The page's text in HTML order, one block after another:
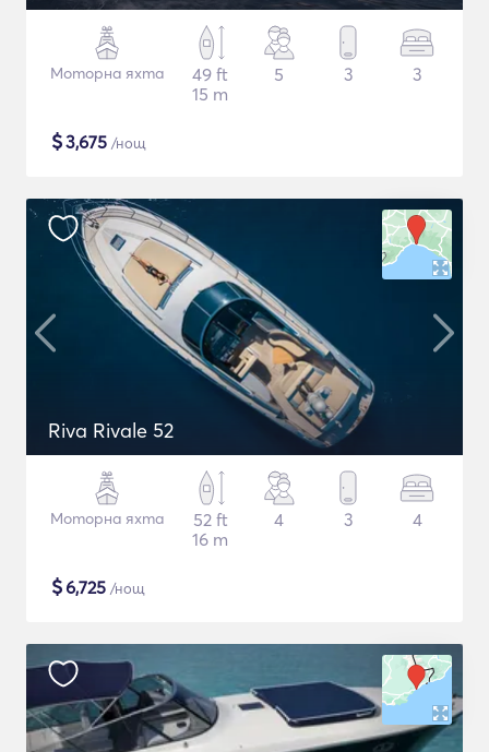
Моторна яхта
49 ft
15 m
5 3 3
$3,675 /нощ
Riva Rivale 52
Моторна яхта
52 ft
16 m
4 3 4
$6,725 /нощ